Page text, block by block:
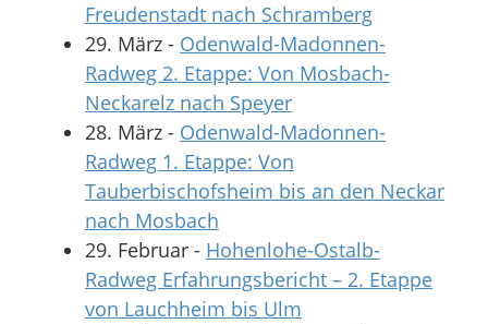
Freudenstadt nach Schramberg
29. März - Odenwald-Madonnen-
Radweg 2. Etappe: Von Mosbach-
Neckarelz nach Speyer
28. März - Odenwald-Madonnen-
Radweg 1. Etappe: Von
Tauberbischofsheim bis an den Neckar
nach Mosbach
29. Februar - Hohenlohe-Ostalb-
Radweg Erfahrungsbericht – 2. Etappe
von Lauchheim bis Ulm